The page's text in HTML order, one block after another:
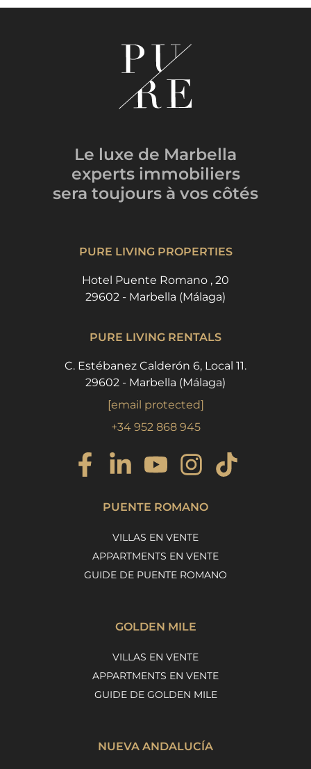
Le luxe de Marbella
experts immobiliers
sera toujours à vos côtés
PURE LIVING PROPERTIES
Hotel Puente Romano , 20
29602 - Marbella (Málaga)
PURE LIVING RENTALS
C. Estébanez Calderón 6, Local 11.
29602 - Marbella (Málaga)
[email protected]
+34 952 868 945
PUENTE ROMANO
VILLAS EN VENTE
APPARTMENTS EN VENTE
GUIDE DE PUENTE ROMANO
GOLDEN MILE
VILLAS EN VENTE
APPARTMENTS EN VENTE
GUIDE DE GOLDEN MILE
NUEVA ANDALUCÍA